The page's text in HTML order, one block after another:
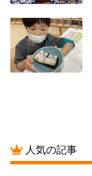
人気の記事